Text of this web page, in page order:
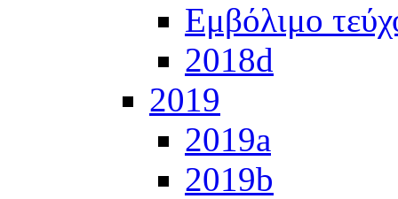
Εμβόλιμο
2018d
2019
2019a
2019b